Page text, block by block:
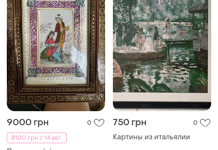
9000 грн
0
8100 грн с 14 авг.
Перська мініатюра, картина
750 грн 0
Картины из итальялии